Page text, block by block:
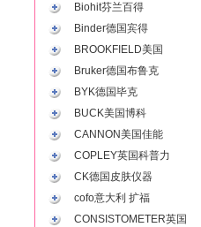
Biohit芬兰百得
Binder德国宾得
BROOKFIELD美国
Bruker德国布鲁克
BYK德国毕克
BUCK美国博科
CANNON美国佳能
COPLEY英国科普力
CK德国皮肤仪器
cofo意大利 扩福
CONSISTOMETER英国